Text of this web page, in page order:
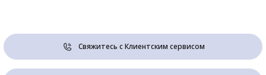
Свяжитесь с Клиентским сервисом